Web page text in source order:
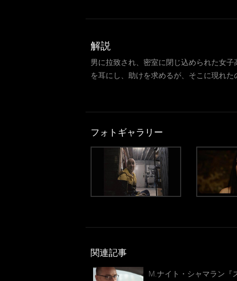
解説
男に拉致され、密室に閉じ込められた女
を耳にし、助けを求めるが、そこに現れ
フォトギャラリー
関連記事
M.ナイト・シャマラン『